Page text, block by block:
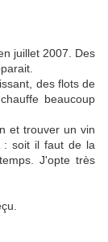
juillet 2007. Des
des flots de
beaucoup
et trouver un vin
: soit il faut de la
J'opte très